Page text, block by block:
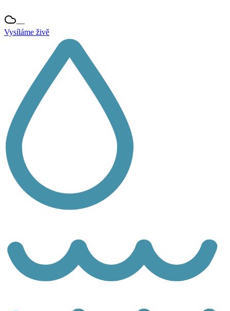
—
Vysíláme živě